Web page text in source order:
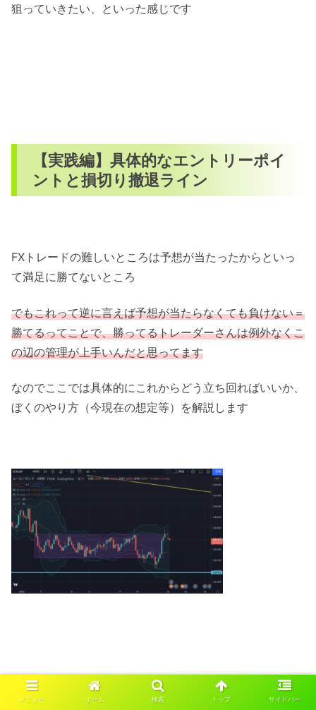
狙っていきたい、といった感じです
【実践編】具体的なエントリーポイ
ントと損切り撤退ライン
FXトレードの難しいところは予想が当たったからといっ
て満足に勝てないところ
でもこれって逆に言えば予想が当たらなくても負けない＝
勝てるってことで、勝ってるトレーダーさんは例外なくこ
の辺の管理が上手いんだと思ってます
なのでここでは具体的にこれからどう立ち回ればいいか、
ぼくのやり方（今現在の想定等）を解説します
1/24 12:00時点の4時間足チャートですが、まずはこのピ
メニュー ホーム 検索 トップ サイドバー